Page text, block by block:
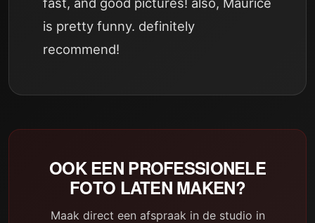
is pretty funny. definitely
recommend!
OOK EEN PROFESSIONELE
FOTO LATEN MAKEN?
Maak direct een afspraak in de studio in